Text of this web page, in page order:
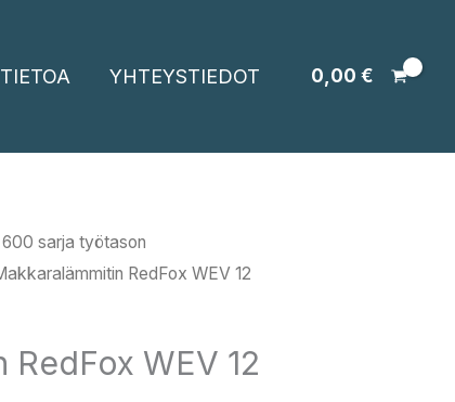
TIETOA YHTEYSTIEDOT 0,00 €
sarja työtason
RedFox WEV 12
RedFox WEV 12